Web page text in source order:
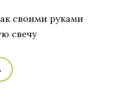
своими руками
свечу